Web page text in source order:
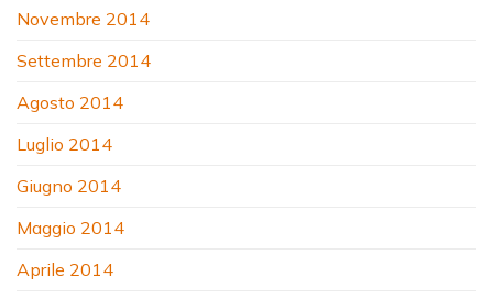
Novembre 2014
Settembre 2014
Agosto 2014
Luglio 2014
Giugno 2014
Maggio 2014
Aprile 2014